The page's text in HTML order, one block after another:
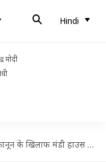
Hindi
मोदी
हाउस से जंतर मंतर तक रैली, लगाई गई धारा 144